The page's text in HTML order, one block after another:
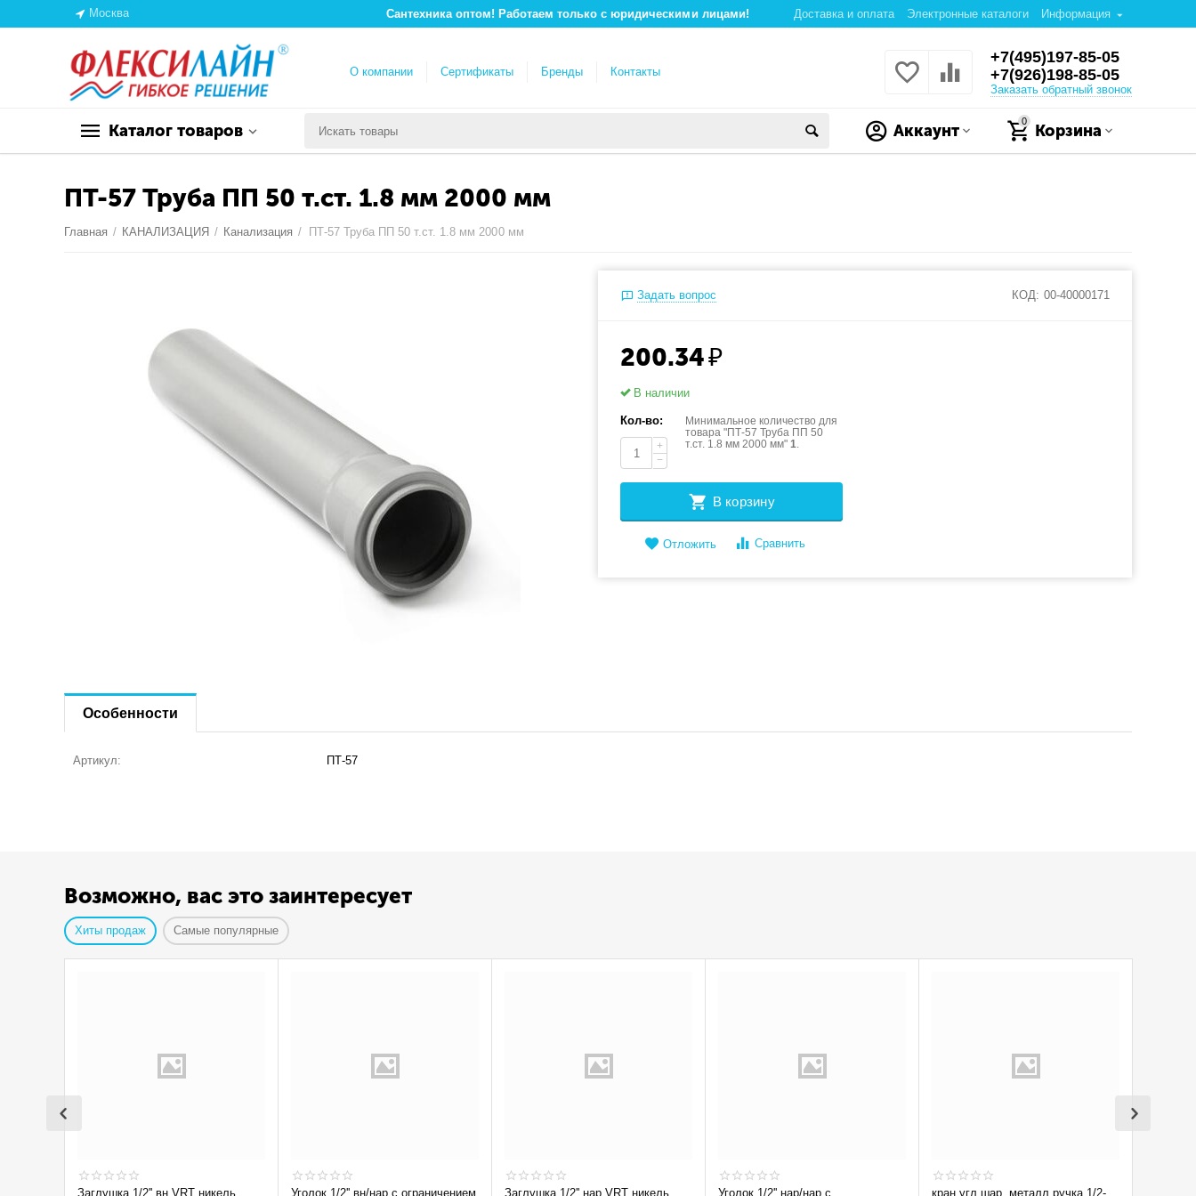
Москва Доставка и оплата Электронные каталоги Информация
Сантехника оптом! Работаем только с юридическими лицами!
О компании Сертификаты Бренды Контакты
+7(495)197-85-05
+7(926)198-85-05
Заказать обратный звонок
Каталог товаров
0
Корзина
Аккаунт
ПТ-57 Труба ПП 50 т.ст. 1.8 мм 2000 мм
Главная / КАНАЛИЗАЦИЯ / Канализация / ПТ-57 Труба ПП 50 т.ст. 1.8 мм 2000 мм
Задать вопрос КОД: 00-40000171
200.34₽
В наличии
Кол-во:
+
−
Минимальное количество для
товара "ПТ-57 Труба ПП 50
т.ст. 1.8 мм 2000 мм"1.
В корзину
Отложить Сравнить
Особенности
Артикул: ПТ-57
Возможно, вас это заинтересует
Хиты продаж Самые популярные
Заглушка 1/2'' вн VRT никель Уголок 1/2'' вн/нар с ограничением Заглушка 1/2'' нар VRT никель Уголок 1/2'' нар/нар с кран угл шар. металл.ручка 1/2-